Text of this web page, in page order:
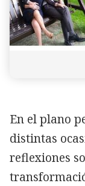
En el plano
distintas
reflexiones